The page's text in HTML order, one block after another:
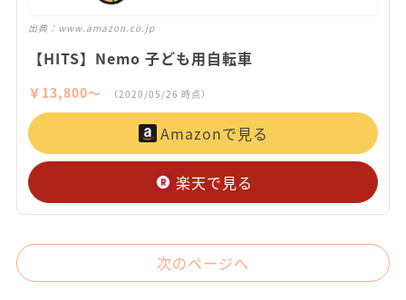
出典： www.amazon.co.jp
【HITS】Nemo 子ども用自転車
￥13,800〜 （2020/05/26 時点）
Amazonで見る
楽天で見る
次のページへ